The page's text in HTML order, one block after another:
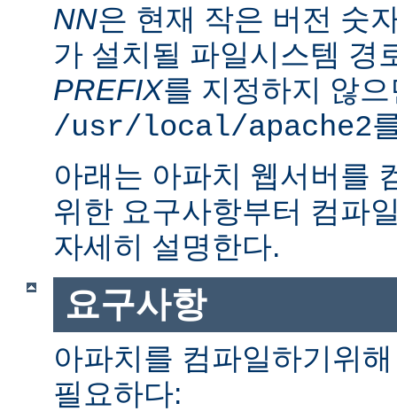
NN은 현재 작은 버전 숫
가 설치될 파일시스템 경
PREFIX를 지정하지 않
/usr/local/apache2
아래는 아파치 웹서버를
위한 요구사항부터 컴파
자세히 설명한다.
요구사항
아파치를 컴파일하기위
필요하다: